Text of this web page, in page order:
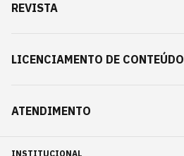
REVISTA
LICENCIAMENTO DE CONTEÚDO
ATENDIMENTO
INSTITUCIONAL